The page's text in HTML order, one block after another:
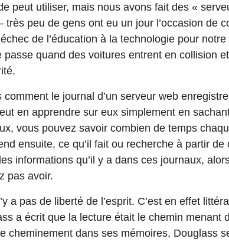
peut utiliser, mais nous avons fait des «
peu de gens ont eu un jour l’occasion de
de l’éducation à la technologie pour notre
quand des voitures entrent en collision
le journal d’un serveur web
en apprendre sur eux simplement en
vous pouvez savoir combien de temps
ensuite, ce qu’il fait ou recherche à partir de
informations qu’il y a dans ces journaux,
pas avoir.
a pas de liberté de l’esprit. C’est en effet
a écrit que la lecture était le chemin menant
cheminement dans ses mémoires, Douglass